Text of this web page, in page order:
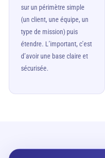
sur un périmètre simple
(un client, une équipe, un
type de mission) puis
étendre. L’important, c’est
d’avoir une base claire et
sécurisée.